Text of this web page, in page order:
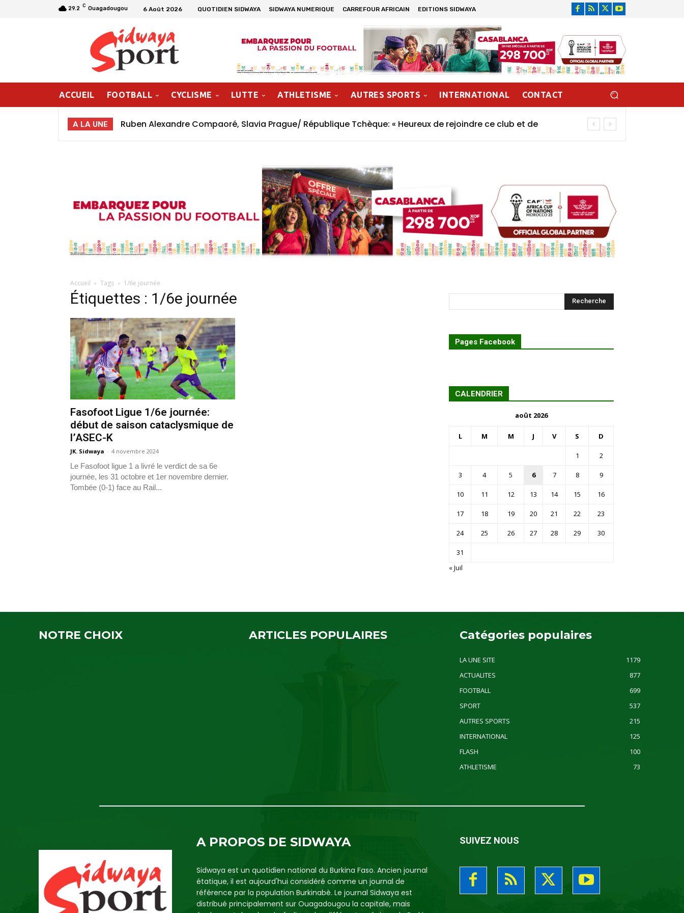
29.2 C Ouagadougou 6 Août 2026 QUOTIDIEN SIDWAYA SIDWAYA NUMERIQUE CARREFOUR AFRICAIN EDITIONS SIDWAYA
ACCUEIL FOOTBALL CYCLISME LUTTE ATHLETISME AUTRES SPORTS INTERNATIONAL CONTACT
A LA UNE
Ruben Alexandre Compaoré, Slavia Prague/ République Tchèque: « Heureux de rejoindre ce club et de
Accueil Tags 1/6e journée
Étiquettes : 1/6e journée
Fasofoot Ligue 1/6e journée:
début de saison cataclysmique de
l’ASEC-K
JK. Sidwaya - 4 novembre 2024
Le Fasofoot ligue 1 a livré le verdict de sa 6e
journée, les 31 octobre et 1er novembre dernier.
Tombée (0-1) face au Rail...
Pages Facebook
CALENDRIER
août 2026
L M M J V S D
1 2
3 4 5 6 7 8 9
10 11 12 13 14 15 16
17 18 19 20 21 22 23
24 25 26 27 28 29 30
31
« Juil
NOTRE CHOIX ARTICLES POPULAIRES Catégories populaires
LA UNE SITE
1179
ACTUALITES
877
FOOTBALL
699
SPORT
537
AUTRES SPORTS
215
INTERNATIONAL
125
FLASH
100
ATHLETISME
73
A PROPOS DE SIDWAYA
Sidwaya est un quotidien national du Burkina Faso. Ancien journal
étatique, il est aujourd'hui considéré comme un journal de
référence par la population Burkinabè. Le journal Sidwaya est
distribué principalement sur Ouagadougou la capitale, mais
SUIVEZ NOUS